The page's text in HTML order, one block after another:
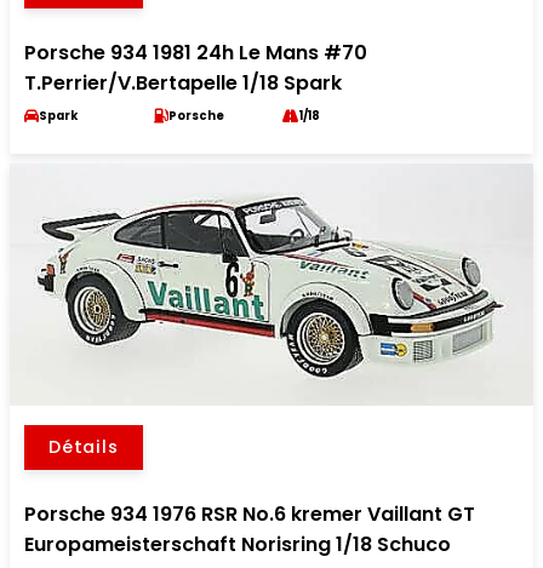
Porsche 934 1981 24h Le Mans #70
T.Perrier/V.Bertapelle 1/18 Spark
Spark Porsche 1/18
Détails
Porsche 934 1976 RSR No.6 kremer Vaillant GT
Europameisterschaft Norisring 1/18 Schuco